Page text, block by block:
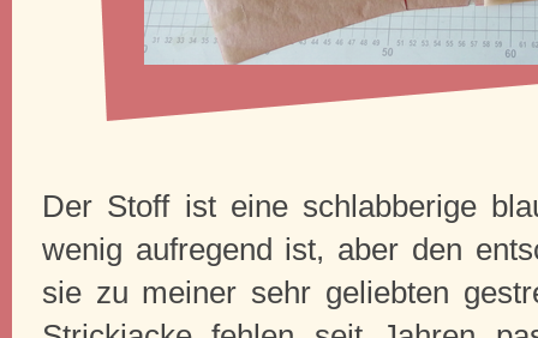
Der Stoff ist eine schlabberige
wenig aufregend ist, aber den
sie zu meiner sehr geliebten